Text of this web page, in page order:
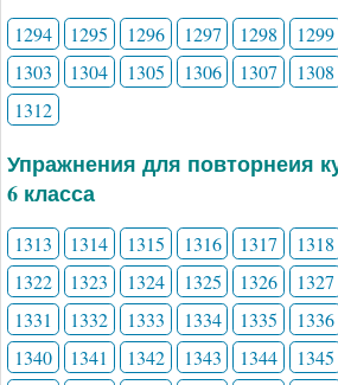
1294 1295 1296 1297 1298 1299
1303
1304 1305 1306 1307 1308
1312
Упражнения для повторнеия
6 класса
1313 1314 1315 1316 1317 1318
1322
1323 1324 1325 1326 1327
1331
1332 1333 1334 1335 1336
1340
1341 1342 1343 1344 1345